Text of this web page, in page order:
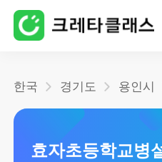
한국 경기도 용인시
효자초등학교병